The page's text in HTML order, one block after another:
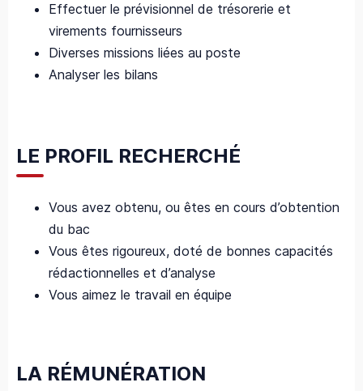
Effectuer le prévisionnel de trésorerie et
virements fournisseurs
Diverses missions liées au poste
Analyser les bilans
LE PROFIL RECHERCHÉ
Vous avez obtenu, ou êtes en cours d’obtention
du bac
Vous êtes rigoureux, doté de bonnes capacités
rédactionnelles et d’analyse
Vous aimez le travail en équipe
LA RÉMUNÉRATION